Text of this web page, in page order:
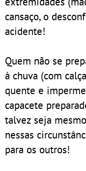
cansaço, o
acidente!
Quem não se
à chuva (com
quente e
capacete
talvez seja
nessas
para os outros!